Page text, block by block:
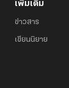
เพิ่มเติม
ข่าวสาร
เขียนนิยาย